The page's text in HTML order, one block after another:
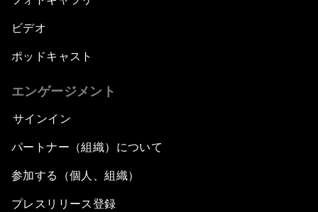
ビデオ
ポッドキャスト
エンゲージメント
サインイン
パートナー（組織）について
参加する（個人、組織）
プレスリリース登録